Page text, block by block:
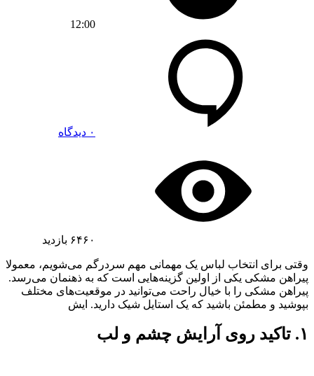
12:00
۰ دیدگاه
۶۴۶۰ بازدید
وقتی برای انتخاب لباس یک مهمانی مهم سردرگم می‌شویم، معمولا
پیراهن مشکی یکی از اولین گزینه‌هایی است که به ذهنمان می‌رسد.
پیراهن مشکی را با خیال راحت می‌توانید در موقعیت‌های مختلف
بپوشید و مطمئن باشید که یک استایل شیک دارید. ایش
۱. تاکید روی آرایش چشم و لب